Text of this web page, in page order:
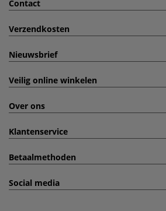
Contact
Verzendkosten
Nieuwsbrief
Veilig online winkelen
Over ons
Klantenservice
Betaalmethoden
Social media